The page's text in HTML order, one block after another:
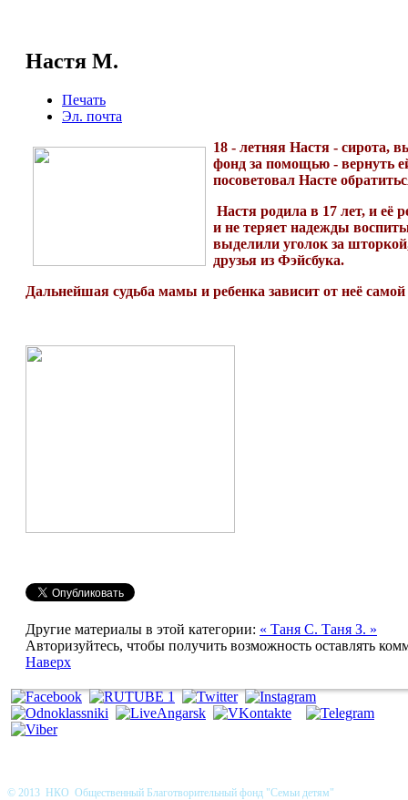
Настя М.
Печать
Эл. почта
18 - летняя Настя - сирота,
фонд за помощью - вернуть
посоветовал Насте
Настя родила в 17 лет, и её
и не теряет надежды
выделили уголок за
друзья из Фэйсбука.
Дальнейшая судьба мамы и ребенка зависит от неё
Другие материалы в этой категории: « Таня С. Таня З. »
Авторизуйтесь, чтобы получить возможность оставлять
Наверх
© 2013 НКО Общественный Благотворительный фонд "Семьи детям"